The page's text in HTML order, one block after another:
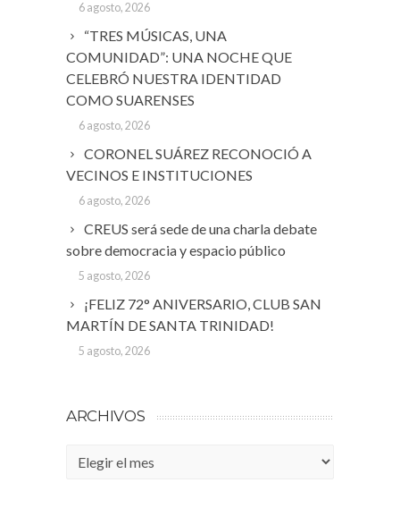
6 agosto, 2026
“TRES MÚSICAS, UNA
COMUNIDAD”: UNA NOCHE QUE
CELEBRÓ NUESTRA IDENTIDAD
COMO SUARENSES
6 agosto, 2026
CORONEL SUÁREZ RECONOCIÓ A
VECINOS E INSTITUCIONES
6 agosto, 2026
CREUS será sede de una charla debate
sobre democracia y espacio público
5 agosto, 2026
¡FELIZ 72° ANIVERSARIO, CLUB SAN
MARTÍN DE SANTA TRINIDAD!
5 agosto, 2026
ARCHIVOS
Archivos